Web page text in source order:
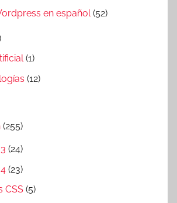
en español(52)
(1)
(12)
(255)
(24)
(23)
CSS (5)